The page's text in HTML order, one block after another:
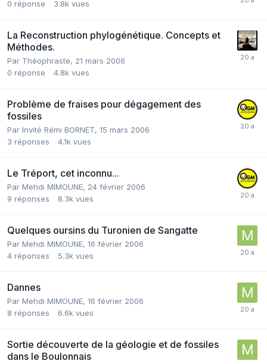
0 réponse 3.8k vues
La Reconstruction phylogénétique. Concepts et
Méthodes.
Par Théophraste, 21 mars 2006
0 réponse 4.8k vues
Problème de fraises pour dégagement des
fossiles
Par Invité Rémi BORNET, 15 mars 2006
3 réponses 4.1k vues
Le Tréport, cet inconnu...
Par Mehdi MIMOUNE, 24 février 2006
9 réponses 8.3k vues
Quelques oursins du Turonien de Sangatte
Par Mehdi MIMOUNE, 16 février 2006
4 réponses 5.3k vues
Dannes
Par Mehdi MIMOUNE, 16 février 2006
8 réponses 6.6k vues
Sortie découverte de la géologie et de fossiles
dans le Boulonnais